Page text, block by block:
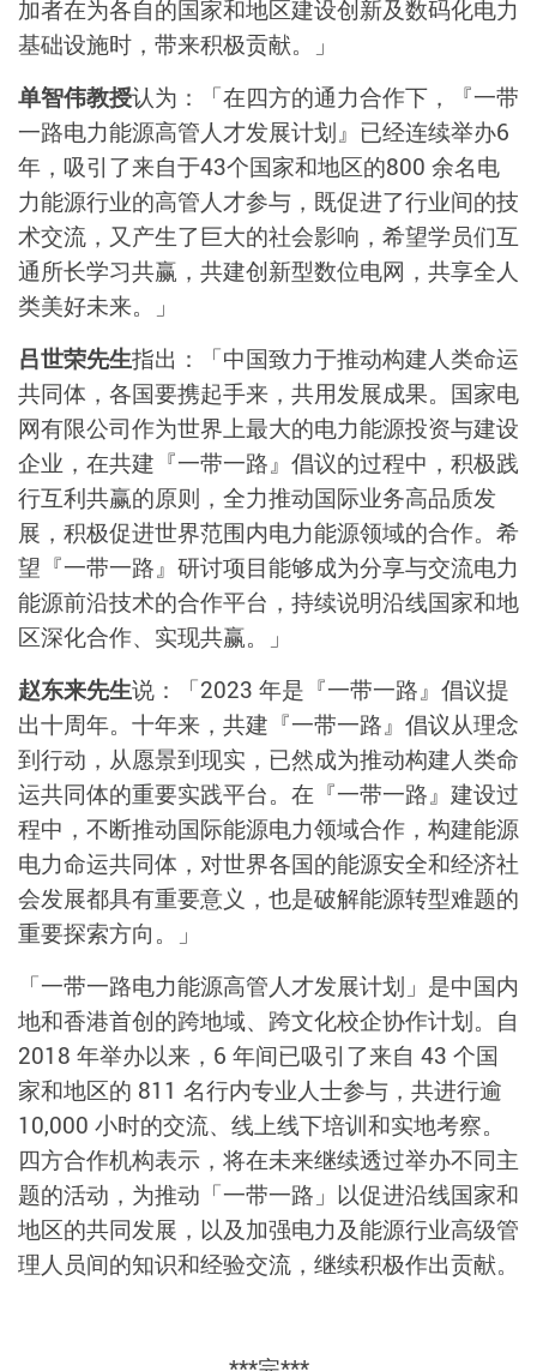
加者在为各自的国家和地区建设创新及数码化电力
基础设施时，带来积极贡献。」
单智伟教授认为：「在四方的通力合作下，『一带
一路电力能源高管人才发展计划』已经连续举办6
年，吸引了来自于43个国家和地区的800 余名电
力能源行业的高管人才参与，既促进了行业间的技
术交流，又产生了巨大的社会影响，希望学员们互
通所长学习共赢，共建创新型数位电网，共享全人
类美好未来。」
吕世荣先生指出：「中国致力于推动构建人类命运
共同体，各国要携起手来，共用发展成果。国家电
网有限公司作为世界上最大的电力能源投资与建设
企业，在共建『一带一路』倡议的过程中，积极践
行互利共赢的原则，全力推动国际业务高品质发
展，积极促进世界范围内电力能源领域的合作。希
望『一带一路』研讨项目能够成为分享与交流电力
能源前沿技术的合作平台，持续说明沿线国家和地
区深化合作、实现共赢。」
赵东来先生说：「2023 年是『一带一路』倡议提
出十周年。十年来，共建『一带一路』倡议从理念
到行动，从愿景到现实，已然成为推动构建人类命
运共同体的重要实践平台。在『一带一路』建设过
程中，不断推动国际能源电力领域合作，构建能源
电力命运共同体，对世界各国的能源安全和经济社
会发展都具有重要意义，也是破解能源转型难题的
重要探索方向。」
「一带一路电力能源高管人才发展计划」是中国内
地和香港首创的跨地域、跨文化校企协作计划。自
2018 年举办以来，6 年间已吸引了来自 43 个国
家和地区的 811 名行内专业人士参与，共进行逾
10,000 小时的交流、线上线下培训和实地考察。
四方合作机构表示，将在未来继续透过举办不同主
题的活动，为推动「一带一路」以促进沿线国家和
地区的共同发展，以及加强电力及能源行业高级管
理人员间的知识和经验交流，继续积极作出贡献。